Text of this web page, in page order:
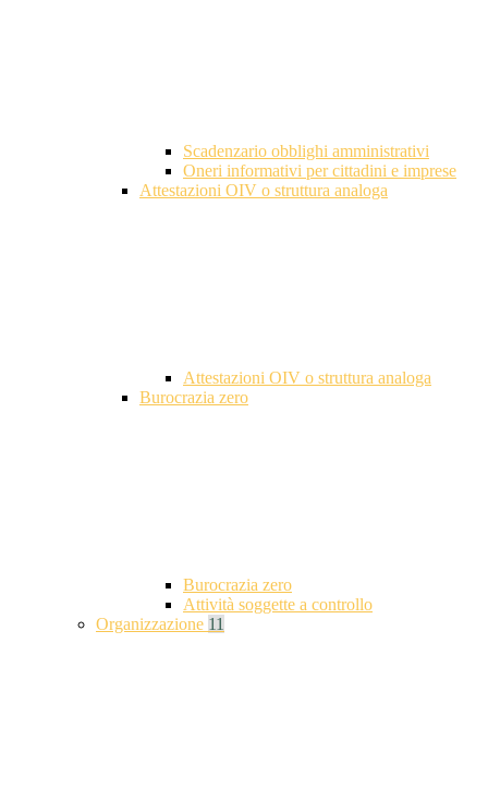
Scadenzario obblighi amministrativi
Oneri informativi per cittadini e imprese
Attestazioni OIV o struttura analoga
Attestazioni OIV o struttura analoga
Burocrazia zero
Burocrazia zero
Attività soggette a controllo
Organizzazione 11